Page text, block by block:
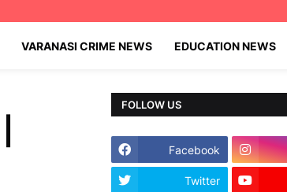
VARANASI CRIME NEWS EDUCATION NEWS
FOLLOW US
Facebook
Twitter